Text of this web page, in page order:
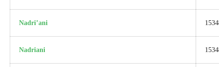
Nadri’ani
Nadriani